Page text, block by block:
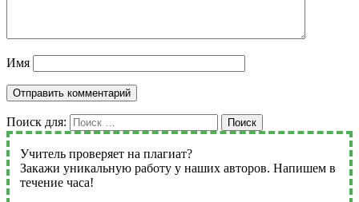
Имя
Поиск для: Поиск
Учитель проверяет на плагиат?
Закажи уникальную работу у наших авторов. Напишем в
течение часа!